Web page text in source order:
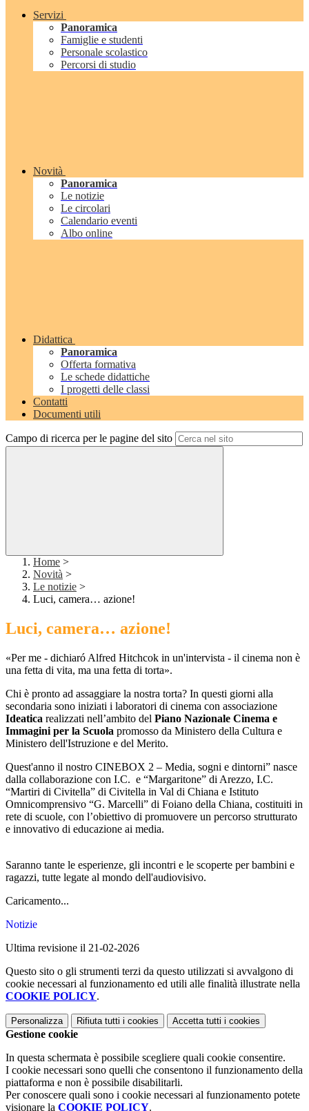
Servizi
Panoramica
Famiglie e studenti
Personale scolastico
Percorsi di studio
Novità
Panoramica
Le notizie
Le circolari
Calendario eventi
Albo online
Didattica
Panoramica
Offerta formativa
Le schede didattiche
I progetti delle classi
Contatti
Documenti utili
Campo di ricerca per le pagine del sito
Home >
Novità >
Le notizie >
Luci, camera… azione!
Luci, camera… azione!
«Per me - dichiaró Alfred Hitchcok in un'intervista - il cinema non è
una fetta di vita, ma una fetta di torta».
Chi è pronto ad assaggiare la nostra torta? In questi giorni alla
secondaria sono iniziati i laboratori di cinema con associazione
Ideatica realizzati nell’ambito del Piano Nazionale Cinema e
Immagini per la Scuola promosso da Ministero della Cultura e
Ministero dell'Istruzione e del Merito.
Quest'anno il nostro CINEBOX 2 – Media, sogni e dintorni” nasce
dalla collaborazione con I.C. e “Margaritone” di Arezzo, I.C.
“Martiri di Civitella” di Civitella in Val di Chiana e Istituto
Omnicomprensivo “G. Marcelli” di Foiano della Chiana, costituiti in
rete di scuole, con l’obiettivo di promuovere un percorso strutturato
e innovativo di educazione ai media.
Saranno tante le esperienze, gli incontri e le scoperte per bambini e
ragazzi, tutte legate al mondo dell'audiovisivo.
Caricamento...
Notizie
Ultima revisione il 21-02-2026
Questo sito o gli strumenti terzi da questo utilizzati si avvalgono di
cookie necessari al funzionamento ed utili alle finalità illustrate nella
COOKIE POLICY.
Personalizza Rifiuta tutti i cookies Accetta tutti i cookies
Gestione cookie
In questa schermata è possibile scegliere quali cookie consentire.
I cookie necessari sono quelli che consentono il funzionamento della
piattaforma e non è possibile disabilitarli.
Per conoscere quali sono i cookie necessari al funzionamento potete
visionare la COOKIE POLICY.